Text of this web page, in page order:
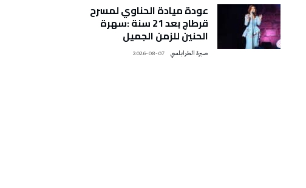
عودة ميادة الحناوي لمسرح
قرطاج بعد 21 سنة :سهرة
الحنين للزمن الجميل
صبرة الطرابلسي 2026-08-07